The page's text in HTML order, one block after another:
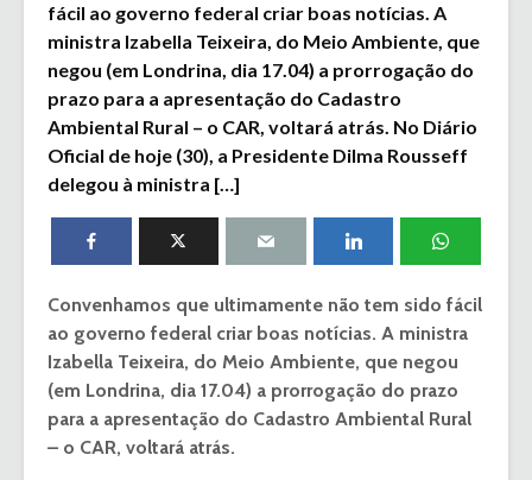
fácil ao governo federal criar boas notícias. A
ministra Izabella Teixeira, do Meio Ambiente, que
negou (em Londrina, dia 17.04) a prorrogação do
prazo para a apresentação do Cadastro
Ambiental Rural – o CAR, voltará atrás. No Diário
Oficial de hoje (30), a Presidente Dilma Rousseff
delegou à ministra […]
Convenhamos que ultimamente não tem sido fácil
ao governo federal criar boas notícias. A ministra
Izabella Teixeira, do Meio Ambiente, que negou
(em Londrina, dia 17.04) a prorrogação do prazo
para a apresentação do Cadastro Ambiental Rural
– o CAR, voltará atrás.